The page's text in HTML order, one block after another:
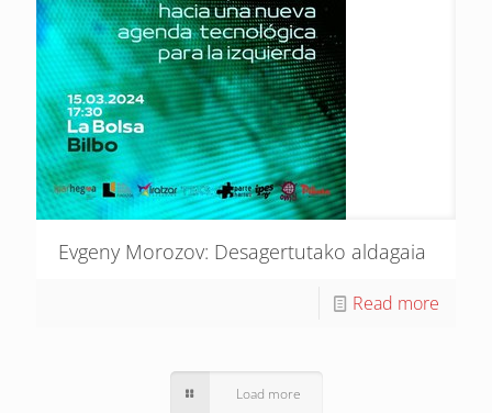
Evgeny Morozov: Desagertutako aldagaia
Read more
Load more